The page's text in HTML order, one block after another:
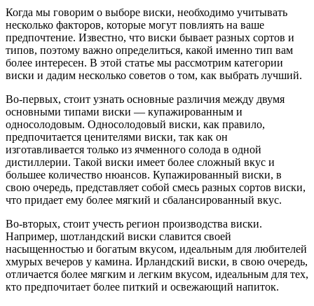
Когда мы говорим о выборе виски, необходимо учитывать
несколько факторов, которые могут повлиять на ваше
предпочтение. Известно, что виски бывает разных сортов и
типов, поэтому важно определиться, какой именно тип вам
более интересен. В этой статье мы рассмотрим категории
виски и дадим несколько советов о том, как выбрать лучший.
Во-первых, стоит узнать основные различия между двумя
основными типами виски — купажированным и
односолодовым. Односолодовый виски, как правило,
предпочитается ценителями виски, так как он
изготавливается только из ячменного солода в одной
дистиллерии. Такой виски имеет более сложный вкус и
большее количество нюансов. Купажированный виски, в
свою очередь, представляет собой смесь разных сортов виски,
что придает ему более мягкий и сбалансированный вкус.
Во-вторых, стоит учесть регион производства виски.
Например, шотландский виски славится своей
насыщенностью и богатым вкусом, идеальным для любителей
хмурых вечеров у камина. Ирландский виски, в свою очередь,
отличается более мягким и легким вкусом, идеальным для тех,
кто предпочитает более питкий и освежающий напиток.